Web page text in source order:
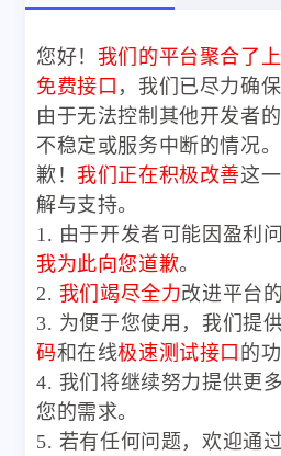
您好！ 我们的平台聚合了
免费接口 ，我们已尽力确
由于无法控制其他开发者
不稳定或服务中断的情况
歉！ 我们正在积极改善这
解与支持。
1. 由于开发者可能因盈利
我为此向您道歉。
2. 我们竭尽全力改进平台
3. 为便于您使用，我们提
码和在线极速测试接口 的功
4. 我们将继续努力提供更多
您的需求。
5. 若有任何问题，欢迎通